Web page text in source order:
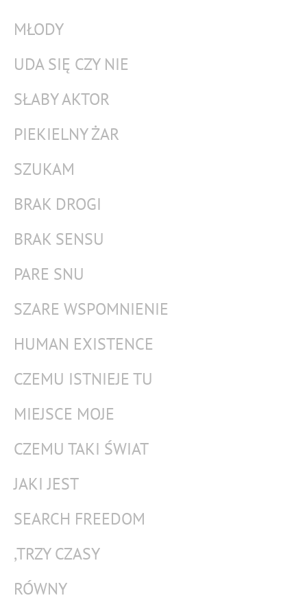
MŁODY
UDA SIĘ CZY NIE
SŁABY AKTOR
PIEKIELNY ŻAR
SZUKAM
BRAK DROGI
BRAK SENSU
PARE SNU
SZARE WSPOMNIENIE
HUMAN EXISTENCE
CZEMU ISTNIEJE TU
MIEJSCE MOJE
CZEMU TAKI ŚWIAT
JAKI JEST
SEARCH FREEDOM
,TRZY CZASY
RÓWNY